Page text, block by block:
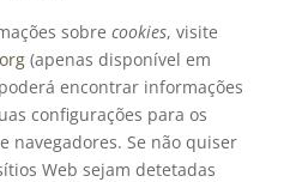
sobre cookies, visite
(apenas disponível em
encontrar informações
configurações para os
navegadores. Se não quiser
Web sejam detetadas